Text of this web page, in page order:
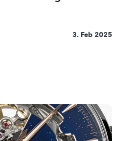
3. Feb 2025